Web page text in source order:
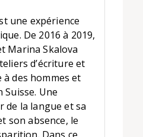
une expérience
De 2016 à 2019,
Marina Skalova
d’écriture et
des hommes et
Suisse. Une
de la langue et sa
son absence, le